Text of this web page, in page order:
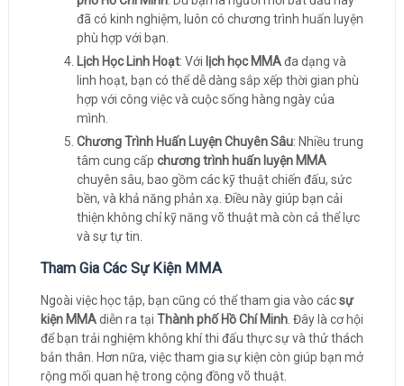
đã có kinh nghiệm, luôn có chương trình huấn luyện
phù hợp với bạn.
Lịch Học Linh Hoạt: Với lịch học MMAđa dạng và
linh hoạt, bạn có thể dễ dàng sắp xếp thời gian phù
hợp với công việc và cuộc sống hàng ngày của
mình.
Chương Trình Huấn Luyện Chuyên Sâu: Nhiều trung
tâm cung cấp chương trình huấn luyện MMA
chuyên sâu, bao gồm các kỹ thuật chiến đấu, sức
bền, và khả năng phản xạ. Điều này giúp bạn cải
thiện không chỉ kỹ năng võ thuật mà còn cả thể lực
và sự tự tin.
Tham Gia Các Sự Kiện MMA
Ngoài việc học tập, bạn cũng có thể tham gia vào cácsự
kiện MMAdiễn ra tại Thành phố Hồ Chí Minh. Đây là cơ hội
để bạn trải nghiệm không khí thi đấu thực sự và thử thách
bản thân. Hơn nữa, việc tham gia sự kiện còn giúp bạn mở
rộng mối quan hệ trong cộng đồng võ thuật.